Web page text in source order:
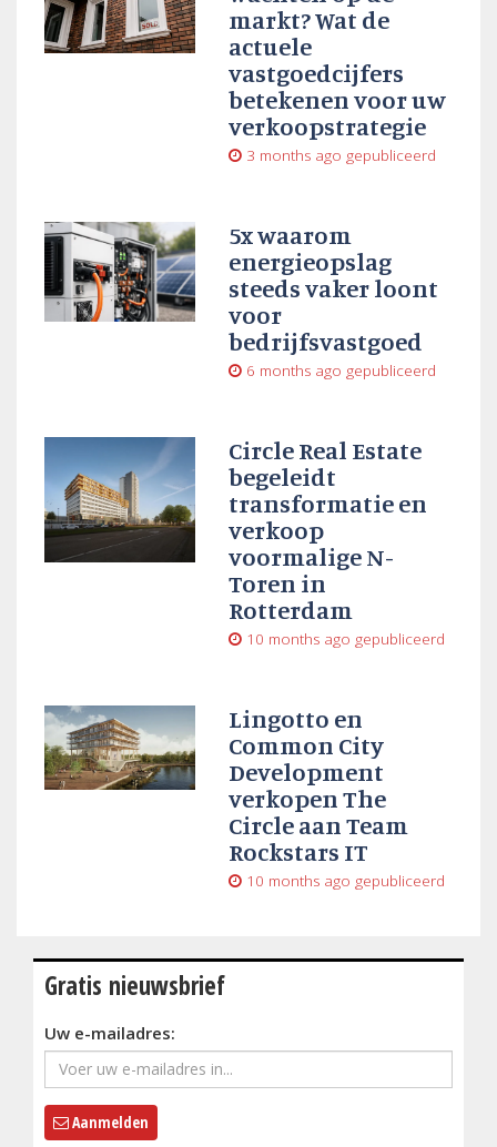
markt? Wat de
actuele
vastgoedcijfers
betekenen voor uw
verkoopstrategie
3 months ago gepubliceerd
5x waarom
energieopslag
steeds vaker loont
voor
bedrijfsvastgoed
6 months ago gepubliceerd
Circle Real Estate
begeleidt
transformatie en
verkoop
voormalige N-
Toren in
Rotterdam
10 months ago gepubliceerd
Lingotto en
Common City
Development
verkopen The
Circle aan Team
Rockstars IT
10 months ago gepubliceerd
Gratis nieuwsbrief
Uw e-mailadres:
Aanmelden